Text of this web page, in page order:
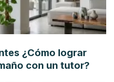
¿Cómo lograr
con un tutor?